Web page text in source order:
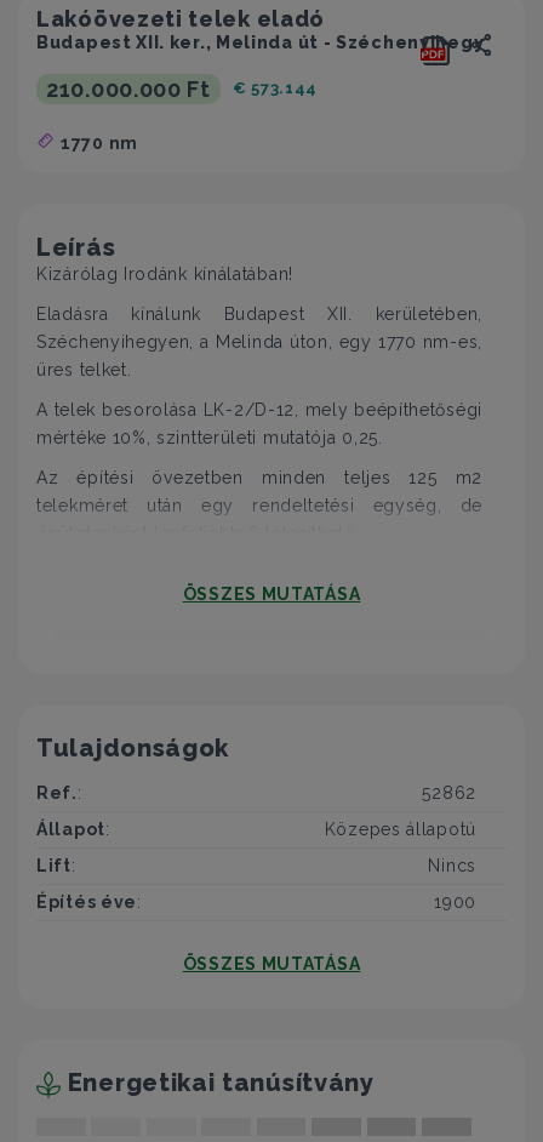
Lakóövezeti telek eladó
Budapest XII. ker., Melinda út - Széchenyihegy
210.000.000 Ft € 573.144
1770 nm
Leírás
Kizárólag Irodánk kínálatában!
Eladásra kínálunk Budapest XII. kerületében,
Széchenyihegyen, a Melinda úton, egy 1770 nm-es,
üres telket.
A telek besorolása LK-2/D-12, mely beépíthetőségi
mértéke 10%, szintterületi mutatója 0,25.
Az építési övezetben minden teljes 125 m2
telekméret után egy rendeltetési egység, de
ÖSSZES MUTATÁSA
Tulajdonságok
Ref.:
52862
Állapot:
Közepes állapotú
Lift:
Nincs
Építés éve: 1900
ÖSSZES MUTATÁSA
Energetikai tanúsítvány